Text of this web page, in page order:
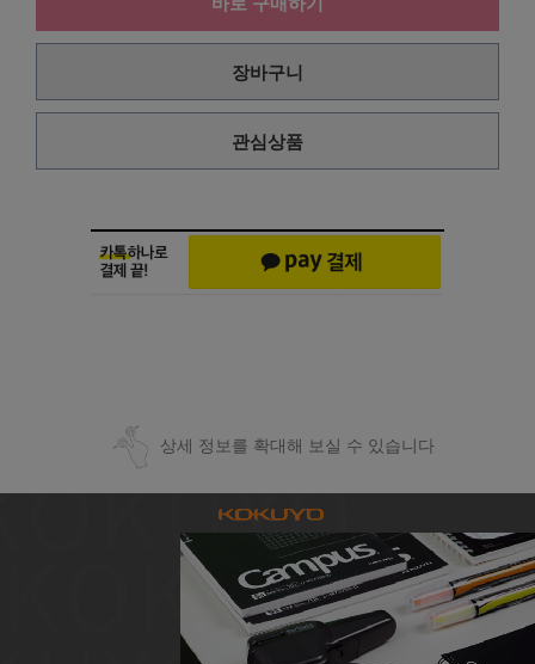
장바구니
관심상품
상세 정보를 확대해 보실 수 있습니다